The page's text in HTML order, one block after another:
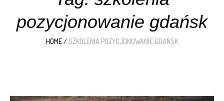
pozycjonowanie gdańsk
HOME/ SZKOLENIA POZYCJONOWANIE GDAŃSK